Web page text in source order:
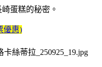
蛋糕的秘密。
優惠)